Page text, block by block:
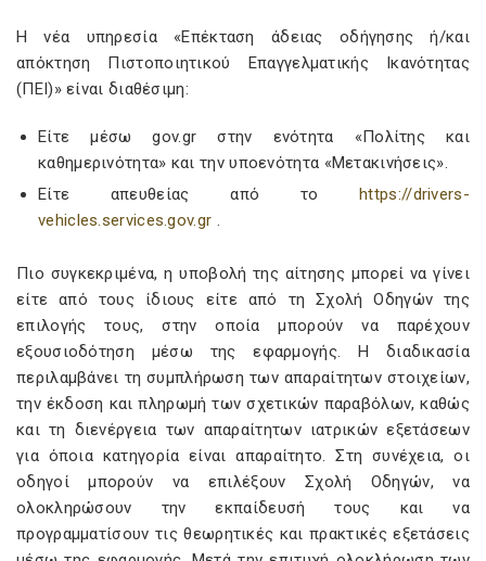
Η νέα υπηρεσία «Επέκταση άδειας οδήγησης ή/και
απόκτηση Πιστοποιητικού Επαγγελματικής Ικανότητας
(ΠΕΙ)» είναι διαθέσιμη:
Είτε μέσω gov.gr στην ενότητα «Πολίτης και
καθημερινότητα» και την υποενότητα «Μετακινήσεις».
Είτε απευθείας από τοhttps://drivers-
vehicles.services.gov.gr .
Πιο συγκεκριμένα, η υποβολή της αίτησης μπορεί να γίνει
είτε από τους ίδιους είτε από τη Σχολή Οδηγών της
επιλογής τους, στην οποία μπορούν να παρέχουν
εξουσιοδότηση μέσω της εφαρμογής. Η διαδικασία
περιλαμβάνει τη συμπλήρωση των απαραίτητων στοιχείων,
την έκδοση και πληρωμή των σχετικών παραβόλων, καθώς
και τη διενέργεια των απαραίτητων ιατρικών εξετάσεων
για όποια κατηγορία είναι απαραίτητο. Στη συνέχεια, οι
οδηγοί μπορούν να επιλέξουν Σχολή Οδηγών, να
ολοκληρώσουν την εκπαίδευσή τους και να
προγραμματίσουν τις θεωρητικές και πρακτικές εξετάσεις